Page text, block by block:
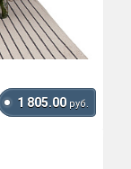
1 805.00 руб.